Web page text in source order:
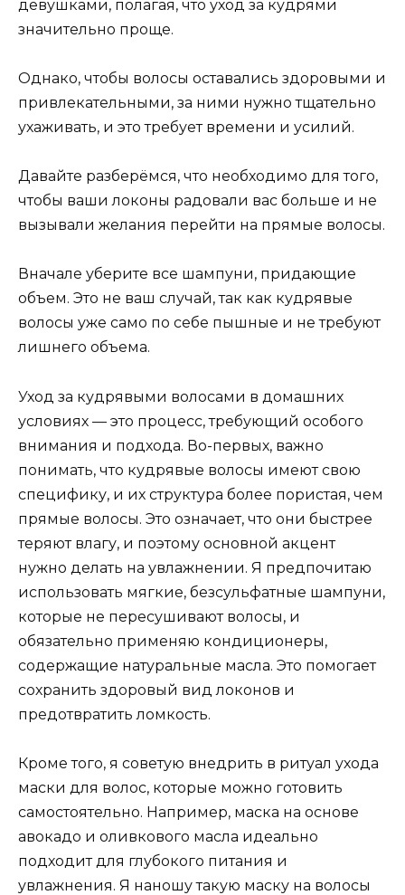
девушками, полагая, что уход за кудрями
значительно проще.
Однако, чтобы волосы оставались здоровыми и
привлекательными, за ними нужно тщательно
ухаживать, и это требует времени и усилий.
Давайте разберёмся, что необходимо для того,
чтобы ваши локоны радовали вас больше и не
вызывали желания перейти на прямые волосы.
Вначале уберите все шампуни, придающие
объем. Это не ваш случай, так как кудрявые
волосы уже само по себе пышные и не требуют
лишнего объема.
Уход за кудрявыми волосами в домашних
условиях — это процесс, требующий особого
внимания и подхода. Во-первых, важно
понимать, что кудрявые волосы имеют свою
специфику, и их структура более пористая, чем
прямые волосы. Это означает, что они быстрее
теряют влагу, и поэтому основной акцент
нужно делать на увлажнении. Я предпочитаю
использовать мягкие, безсульфатные шампуни,
которые не пересушивают волосы, и
обязательно применяю кондиционеры,
содержащие натуральные масла. Это помогает
сохранить здоровый вид локонов и
предотвратить ломкость.
Кроме того, я советую внедрить в ритуал ухода
маски для волос, которые можно готовить
самостоятельно. Например, маска на основе
авокадо и оливкового масла идеально
подходит для глубокого питания и
увлажнения. Я наношу такую маску на волосы